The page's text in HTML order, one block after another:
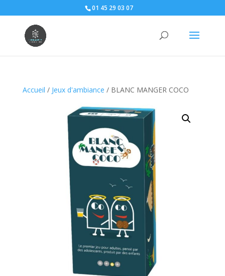
01 45 29 03 07
Accueil / Jeux d'ambiance / BLANC MANGER COCO